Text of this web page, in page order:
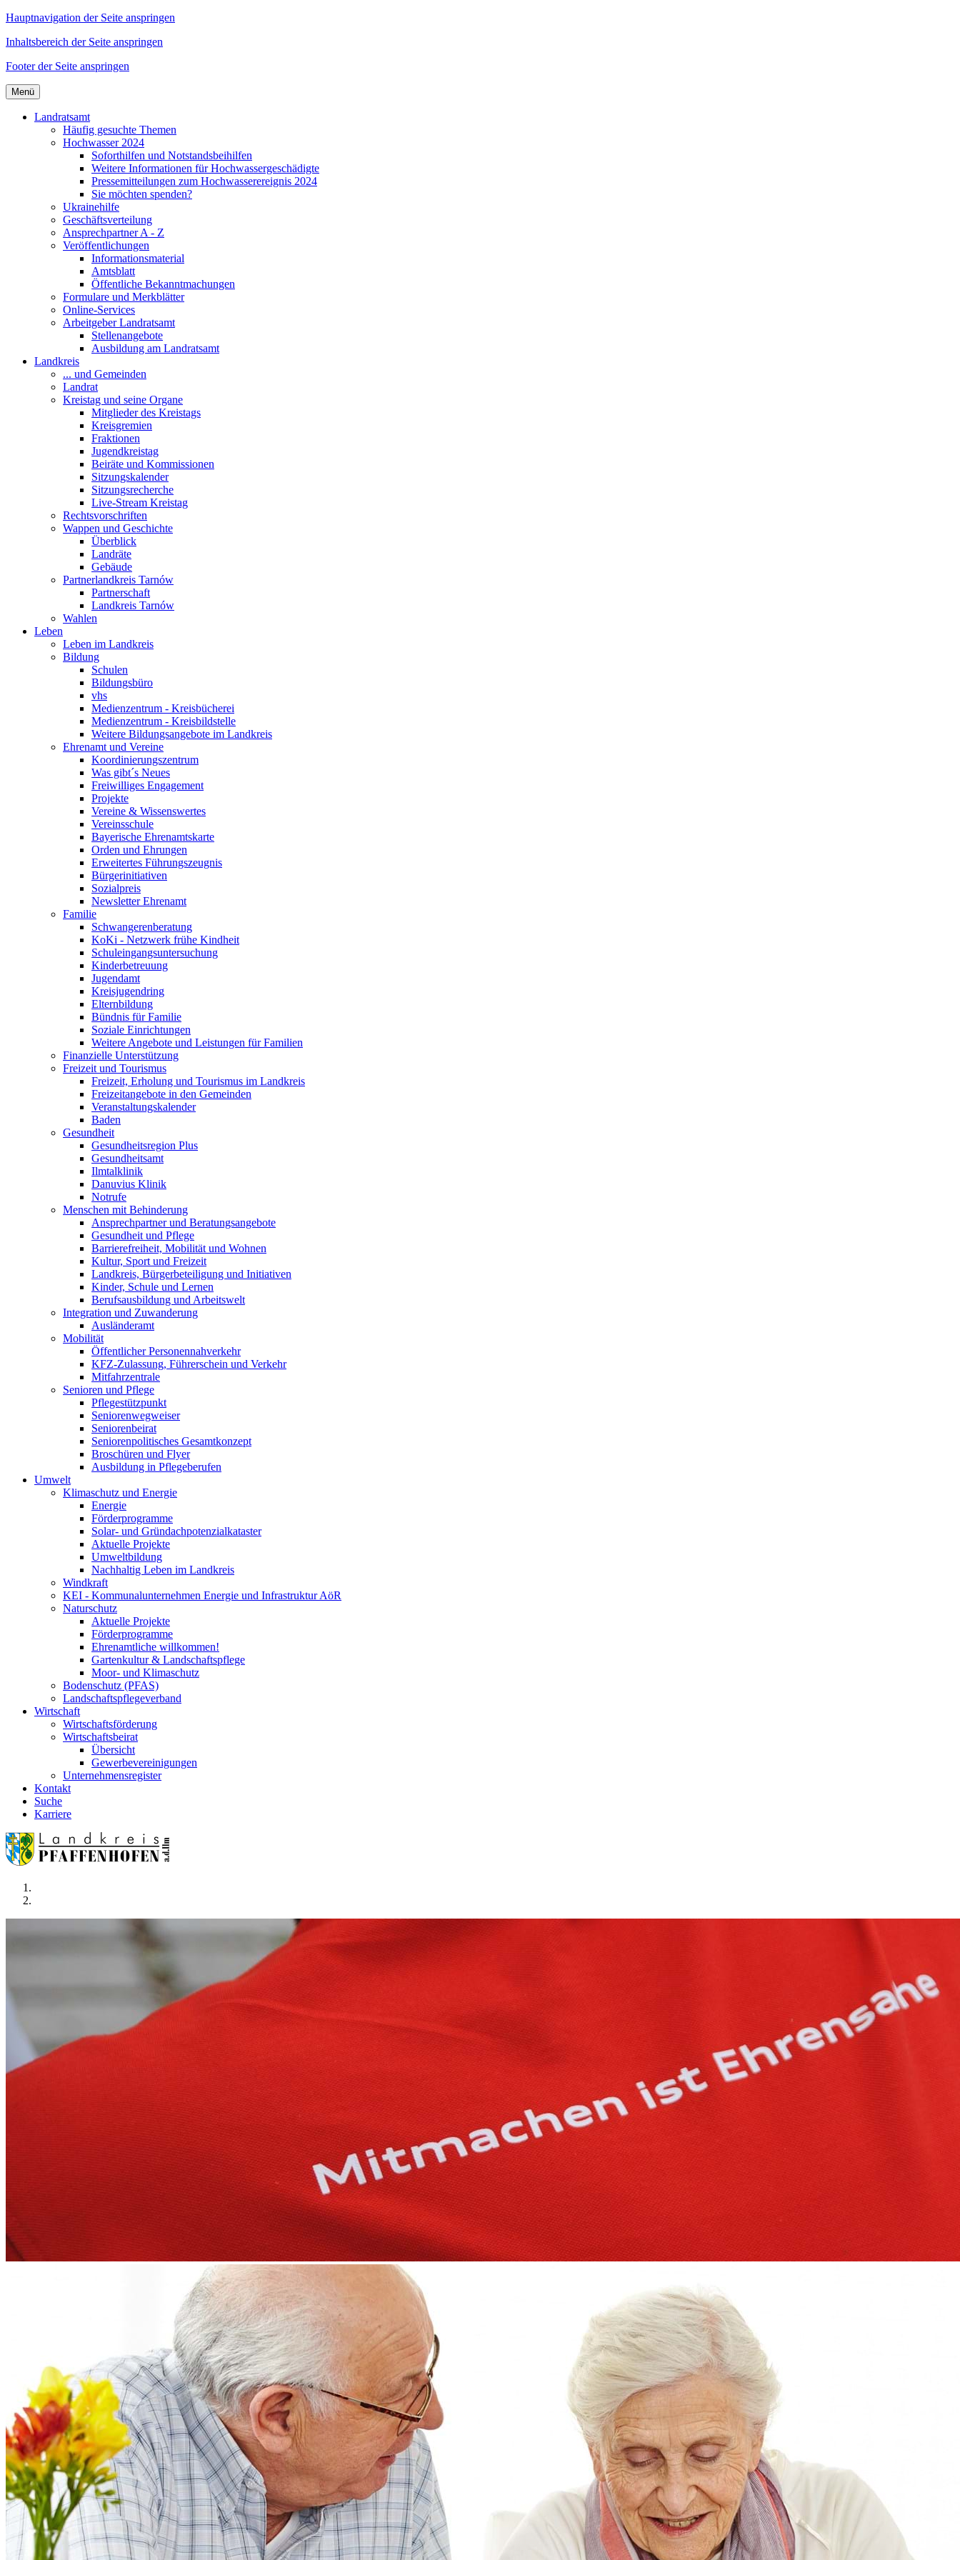
Hauptnavigation der Seite anspringen
Inhaltsbereich der Seite anspringen
Footer der Seite anspringen
Menü
Landratsamt
Häufig gesuchte Themen
Hochwasser 2024
Soforthilfen und Notstandsbeihilfen
Weitere Informationen für Hochwassergeschädigte
Pressemitteilungen zum Hochwasserereignis 2024
Sie möchten spenden?
Ukrainehilfe
Geschäftsverteilung
Ansprechpartner A - Z
Veröffentlichungen
Informationsmaterial
Amtsblatt
Öffentliche Bekanntmachungen
Formulare und Merkblätter
Online-Services
Arbeitgeber Landratsamt
Stellenangebote
Ausbildung am Landratsamt
Landkreis
... und Gemeinden
Landrat
Kreistag und seine Organe
Mitglieder des Kreistags
Kreisgremien
Fraktionen
Jugendkreistag
Beiräte und Kommissionen
Sitzungskalender
Sitzungsrecherche
Live-Stream Kreistag
Rechtsvorschriften
Wappen und Geschichte
Überblick
Landräte
Gebäude
Partnerlandkreis Tarnów
Partnerschaft
Landkreis Tarnów
Wahlen
Leben
Leben im Landkreis
Bildung
Schulen
Bildungsbüro
vhs
Medienzentrum - Kreisbücherei
Medienzentrum - Kreisbildstelle
Weitere Bildungsangebote im Landkreis
Ehrenamt und Vereine
Koordinierungszentrum
Was gibt´s Neues
Freiwilliges Engagement
Projekte
Vereine & Wissenswertes
Vereinsschule
Bayerische Ehrenamtskarte
Orden und Ehrungen
Erweitertes Führungszeugnis
Bürgerinitiativen
Sozialpreis
Newsletter Ehrenamt
Familie
Schwangerenberatung
KoKi - Netzwerk frühe Kindheit
Schuleingangsuntersuchung
Kinderbetreuung
Jugendamt
Kreisjugendring
Elternbildung
Bündnis für Familie
Soziale Einrichtungen
Weitere Angebote und Leistungen für Familien
Finanzielle Unterstützung
Freizeit und Tourismus
Freizeit, Erholung und Tourismus im Landkreis
Freizeitangebote in den Gemeinden
Veranstaltungskalender
Baden
Gesundheit
Gesundheitsregion Plus
Gesundheitsamt
Ilmtalklinik
Danuvius Klinik
Notrufe
Menschen mit Behinderung
Ansprechpartner und Beratungsangebote
Gesundheit und Pflege
Barrierefreiheit, Mobilität und Wohnen
Kultur, Sport und Freizeit
Landkreis, Bürgerbeteiligung und Initiativen
Kinder, Schule und Lernen
Berufsausbildung und Arbeitswelt
Integration und Zuwanderung
Ausländeramt
Mobilität
Öffentlicher Personennahverkehr
KFZ-Zulassung, Führerschein und Verkehr
Mitfahrzentrale
Senioren und Pflege
Pflegestützpunkt
Seniorenwegweiser
Seniorenbeirat
Seniorenpolitisches Gesamtkonzept
Broschüren und Flyer
Ausbildung in Pflegeberufen
Umwelt
Klimaschutz und Energie
Energie
Förderprogramme
Solar- und Gründachpotenzialkataster
Aktuelle Projekte
Umweltbildung
Nachhaltig Leben im Landkreis
Windkraft
KEI - Kommunalunternehmen Energie und Infrastruktur AöR
Naturschutz
Aktuelle Projekte
Förderprogramme
Ehrenamtliche willkommen!
Gartenkultur & Landschaftspflege
Moor- und Klimaschutz
Bodenschutz (PFAS)
Landschaftspflegeverband
Wirtschaft
Wirtschaftsförderung
Wirtschaftsbeirat
Übersicht
Gewerbevereinigungen
Unternehmensregister
Kontakt
Suche
Karriere